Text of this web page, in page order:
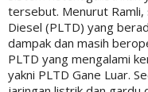
tersebut. Menurut
Diesel (PLTD) yang
dampak dan masih
PLTD yang mengalami
yakni PLTD Gane Luar.